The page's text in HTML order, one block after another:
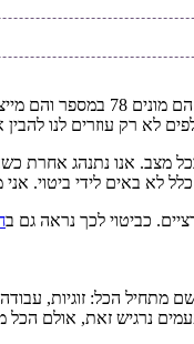
מורכבים. הבנת
לא רק עוזרים לנו
מצב. אנו נתנהג אחרת
לא באים לידי ביטוי.
כביטוי לכך נראה גם ב
מתחיל הכל: זוגיות,
נרגיש זאת, אולם